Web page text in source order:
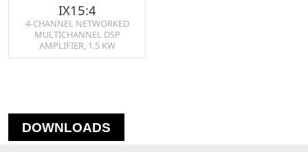
IX15:4
4-CHANNEL NETWORKED
MULTICHANNEL DSP
AMPLIFIER, 1.5 KW
DOWNLOADS